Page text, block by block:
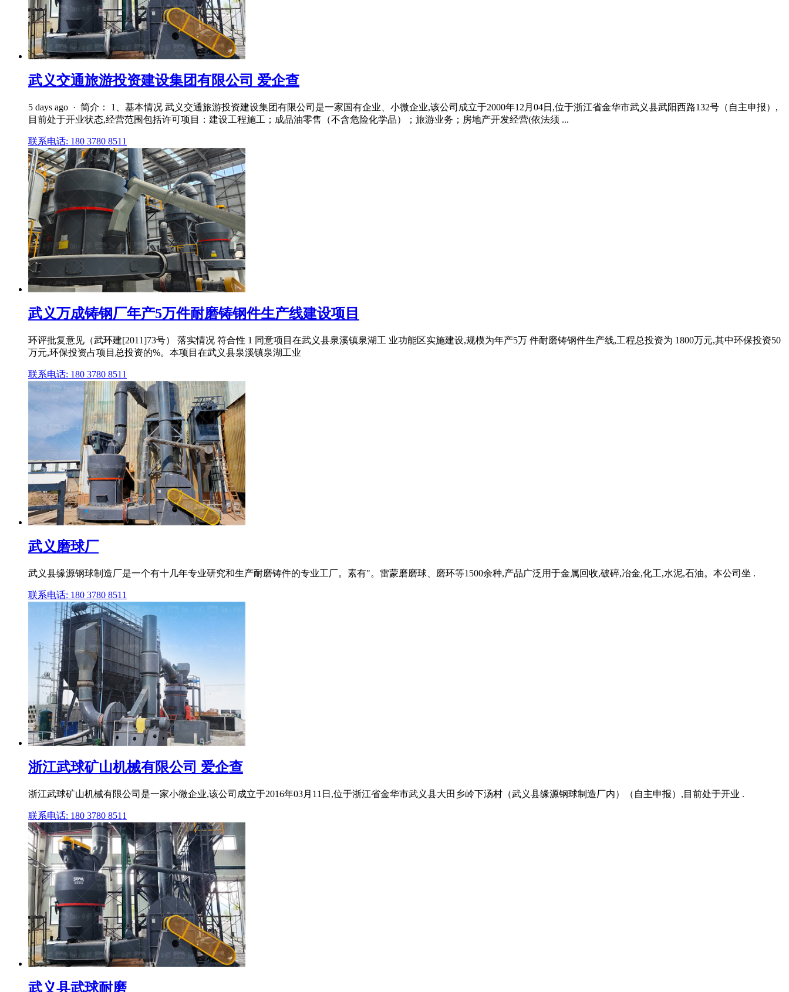
武义交通旅游投资建设集团有限公司 爱企查
5 days ago · 简介： 1、基本情况 武义交通旅游投资建设集团有限公司是一家国有企业、小微企业,该公司成立于2000年12月04日,位于浙江省金华市武义县武阳西路132号（自主申报）,
目前处于开业状态,经营范围包括许可项目：建设工程施工；成品油零售（不含危险化学品）；旅游业务；房地产开发经营(依法须 ...
联系电话: 180 3780 8511
武义万成铸钢厂年产5万件耐磨铸钢件生产线建设项目
环评批复意见（武环建[2011]73号） 落实情况 符合性 1 同意项目在武义县泉溪镇泉湖工 业功能区实施建设,规模为年产5万 件耐磨铸钢件生产线,工程总投资为 1800万元,其中环保投资50
万元,环保投资占项目总投资的%。本项目在武义县泉溪镇泉湖工业
联系电话: 180 3780 8511
武义磨球厂
武义县缘源钢球制造厂是一个有十几年专业研究和生产耐磨铸件的专业工厂。素有"。雷蒙磨磨球、磨环等1500余种,产品广泛用于金属回收,破碎,冶金,化工,水泥,石油。本公司坐 .
联系电话: 180 3780 8511
浙江武球矿山机械有限公司 爱企查
浙江武球矿山机械有限公司是一家小微企业,该公司成立于2016年03月11日,位于浙江省金华市武义县大田乡岭下汤村（武义县缘源钢球制造厂内）（自主申报）,目前处于开业 .
联系电话: 180 3780 8511
武义县武球耐磨